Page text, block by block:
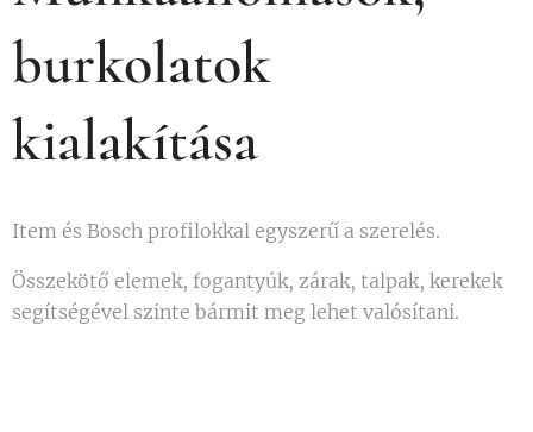
burkolatok
kialakítása
Item és Bosch profilokkal egyszerű a szerelés.
Összekötő elemek, fogantyúk, zárak, talpak, kerekek
segítségével szinte bármit meg lehet valósítani.